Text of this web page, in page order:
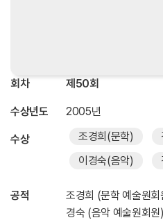
회차 제50회
수상년도 2005년
수상 조경희 (문학)
이경숙(음악)
공적
조경희 (문학 예술원
경숙 (음악 예술원회